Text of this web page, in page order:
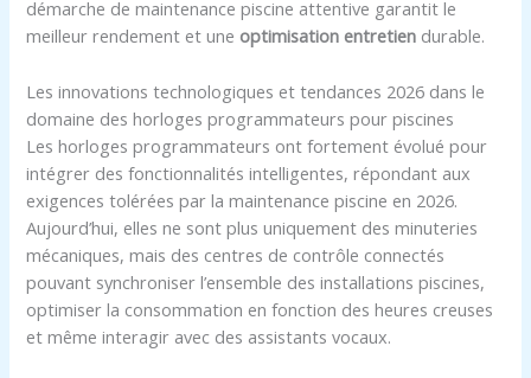
démarche de maintenance piscine attentive garantit le
meilleur rendement et une optimisation entretien durable.
Les innovations technologiques et tendances 2026 dans le
domaine des horloges programmateurs pour piscines
Les horloges programmateurs ont fortement évolué pour
intégrer des fonctionnalités intelligentes, répondant aux
exigences tolérées par la maintenance piscine en 2026.
Aujourd’hui, elles ne sont plus uniquement des minuteries
mécaniques, mais des centres de contrôle connectés
pouvant synchroniser l’ensemble des installations piscines,
optimiser la consommation en fonction des heures creuses
et même interagir avec des assistants vocaux.